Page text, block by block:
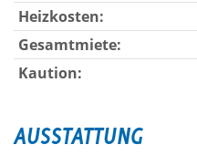
Heizkosten:
Gesamtmiete:
Kaution:
AUSSTATTUNG